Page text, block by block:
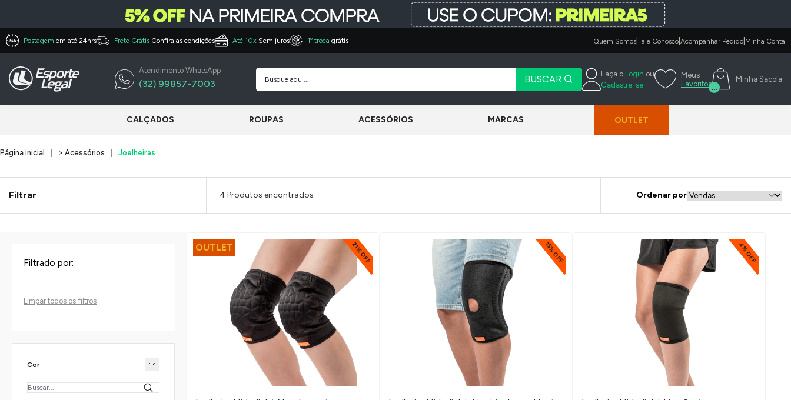
Postagem em até 24hrs Frete Grátis Confira as condições Até 10x Sem juros 1º troca grátis Quem Somos Fale Conosco Acompanhar Pedido Minha Conta
Atendimento WhatsApp
(32) 99857-7003 BUSCAR Faça o Login ou
Cadastre-se
Meus
Favoritos
Minha Sacola
...
CALÇADOS ROUPAS ACESSÓRIOS MARCAS OUTLET
Página inicial > Acessórios Joelheiras
Filtrar 4 Produtos encontrados Ordenar por
Filtrado por:
Limpar todos os filtros
Cor
OUTLET 21% OFF 15% OFF 4% OFF